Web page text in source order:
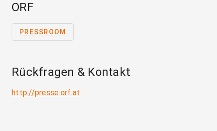
ORF
PRESSROOM
Rückfragen & Kontakt
http://presse.orf.at